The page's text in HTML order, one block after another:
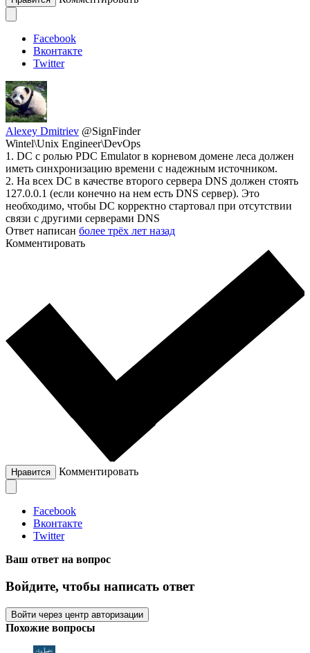
Facebook
Вконтакте
Twitter
Alexey Dmitriev @SignFinder
Wintel\Unix Engineer\DevOps
1. DC с ролью PDC Emulator в корневом домене леса должен
иметь синхронизацию времени с надежным источником.
2. На всех DC в качестве второго сервера DNS должен стоять
127.0.0.1 (если конечно на нем есть DNS сервер). Это
необходимо, чтобы DC корректно стартовал при отсутствии
связи с другими серверами DNS
Ответ написан более трёх лет назад
Комментировать
Нравится Комментировать
Facebook
Вконтакте
Twitter
Ваш ответ на вопрос
Войдите, чтобы написать ответ
Войти через центр авторизации
Похожие вопросы